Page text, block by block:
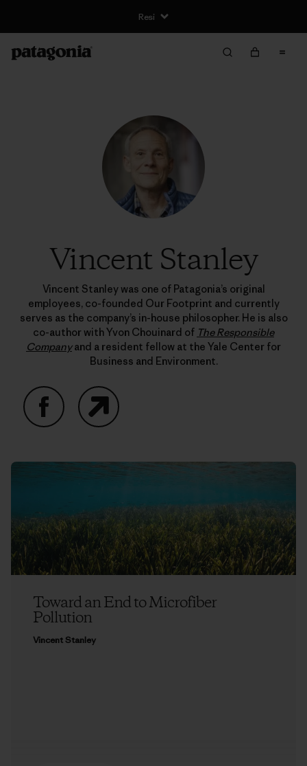
Resi
Vincent Stanley
Vincent Stanley was one of Patagonia’s original
employees, co-founded Our Footprint and currently
serves as the company’s in-house philosopher. He is also
co-author with Yvon Chouinard of The Responsible
Companyand a resident fellow at the Yale Center for
Business and Environment.
Toward an End to Microfiber
Pollution
Vincent Stanley